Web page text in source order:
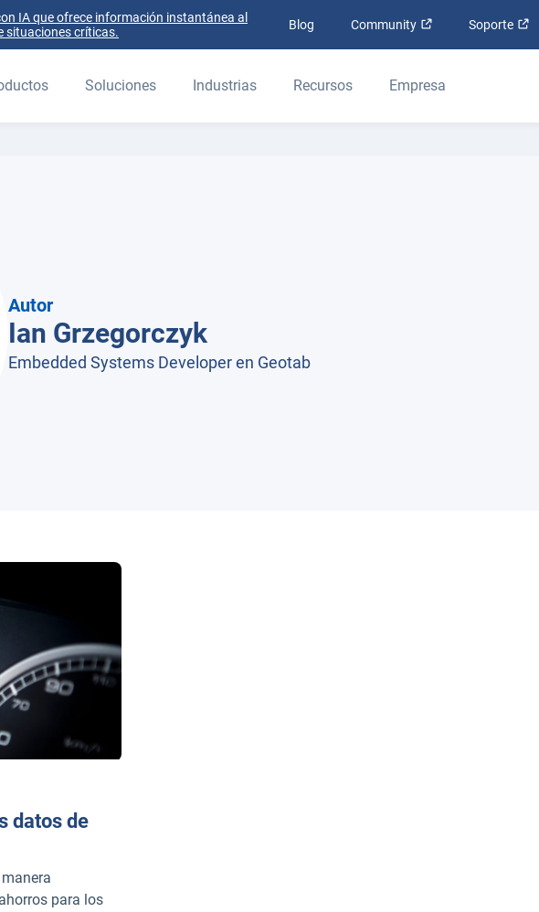
IA que ofrece información instantánea al
situaciones críticas.
Blog Community Abrir en una
Soporte
Soluciones Industrias Recursos Empresa
Autor
Ian Grzegorczyk
Embedded Systems Developer en Geotab
datos de
para los